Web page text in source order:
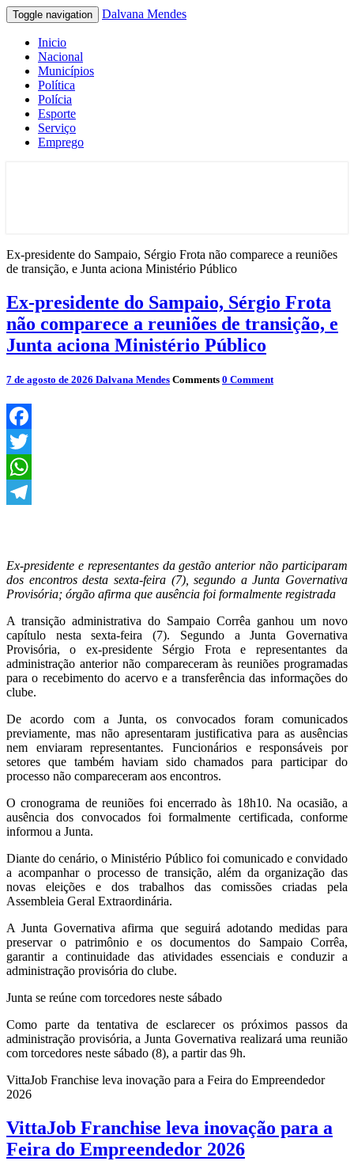
Toggle navigation Dalvana Mendes
Inicio
Nacional
Municípios
Política
Polícia
Esporte
Serviço
Emprego
Ex-presidente do Sampaio, Sérgio Frota não comparece a reuniões
de transição, e Junta aciona Ministério Público
Ex-presidente do Sampaio, Sérgio Frota
não comparece a reuniões de transição, e
Junta aciona Ministério Público
7 de agosto de 2026 Dalvana Mendes Comments 0 Comment
Facebook
Twitter
WhatsApp
Ex-presidente e representantes da gestão anterior não participaram
dos encontros desta sexta-feira (7), segundo a Junta Governativa
Provisória; órgão afirma que ausência foi formalmente registrada
A transição administrativa do Sampaio Corrêa ganhou um novo
capítulo nesta sexta-feira (7). Segundo a Junta Governativa
Provisória, o ex-presidente Sérgio Frota e representantes da
administração anterior não compareceram às reuniões programadas
para o recebimento do acervo e a transferência das informações do
clube.
De acordo com a Junta, os convocados foram comunicados
previamente, mas não apresentaram justificativa para as ausências
nem enviaram representantes. Funcionários e responsáveis por
setores que também haviam sido chamados para participar do
processo não compareceram aos encontros.
O cronograma de reuniões foi encerrado às 18h10. Na ocasião, a
ausência dos convocados foi formalmente certificada, conforme
informou a Junta.
Diante do cenário, o Ministério Público foi comunicado e convidado
a acompanhar o processo de transição, além da organização das
novas eleições e dos trabalhos das comissões criadas pela
Assembleia Geral Extraordinária.
A Junta Governativa afirma que seguirá adotando medidas para
preservar o patrimônio e os documentos do Sampaio Corrêa,
garantir a continuidade das atividades essenciais e conduzir a
administração provisória do clube.
Junta se reúne com torcedores neste sábado
Como parte da tentativa de esclarecer os próximos passos da
administração provisória, a Junta Governativa realizará uma reunião
com torcedores neste sábado (8), a partir das 9h.
VittaJob Franchise leva inovação para a Feira do Empreendedor
2026
VittaJob Franchise leva inovação para a
Feira do Empreendedor 2026